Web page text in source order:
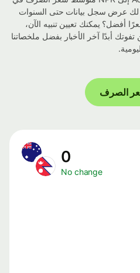
عرض سجل بيانات حتى السنوات
يمكنك تعيين تنبيه الآن،
أبدًا آخر الأخبار بفضل ملخصاتنا
الصرف
No change